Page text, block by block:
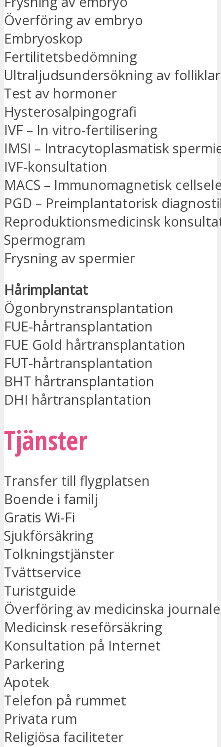
Överföring av embryo
Embryoskop
Fertilitetsbedömning
Ultraljudsundersökning av folliklar
Test av hormoner
Hysterosalpingografi
IVF – In vitro-fertilisering
IMSI – Intracytoplasmatisk
IVF-konsultation
MACS – Immunomagnetisk
PGD – Preimplantatorisk
Reproduktionsmedicinsk
Spermogram
Frysning av spermier
Hårimplantat
Ögonbrynstransplantation
FUE-hårtransplantation
FUE Gold hårtransplantation
FUT-hårtransplantation
BHT hårtransplantation
DHI hårtransplantation
Tjänster
Transfer till flygplatsen
Boende i familj
Gratis Wi-Fi
Sjukförsäkring
Tolkningstjänster
Tvättservice
Turistguide
Överföring av medicinska
Medicinsk reseförsäkring
Konsultation på Internet
Parkering
Apotek
Telefon på rummet
Privata rum
Religiösa faciliteter